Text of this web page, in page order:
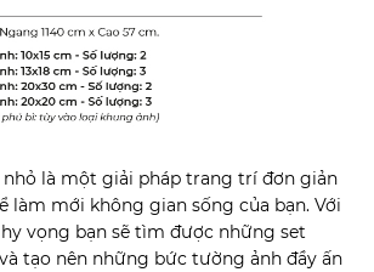
nhỏ là một giải pháp trang trí đơn giản
làm mới không gian sống của bạn. Với
vọng bạn sẽ tìm được những set
tạo nên những bức tường ảnh đầy ấn